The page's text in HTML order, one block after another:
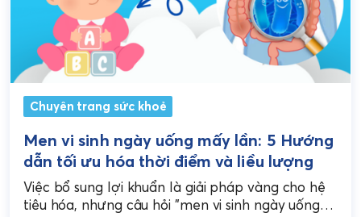
Chuyên trang sức khoẻ
Men vi sinh ngày uống mấy lần: 5 Hướng
dẫn tối ưu hóa thời điểm và liều lượng
Việc bổ sung lợi khuẩn là giải pháp vàng cho hệ
tiêu hóa, nhưng câu hỏi "men vi sinh ngày uống